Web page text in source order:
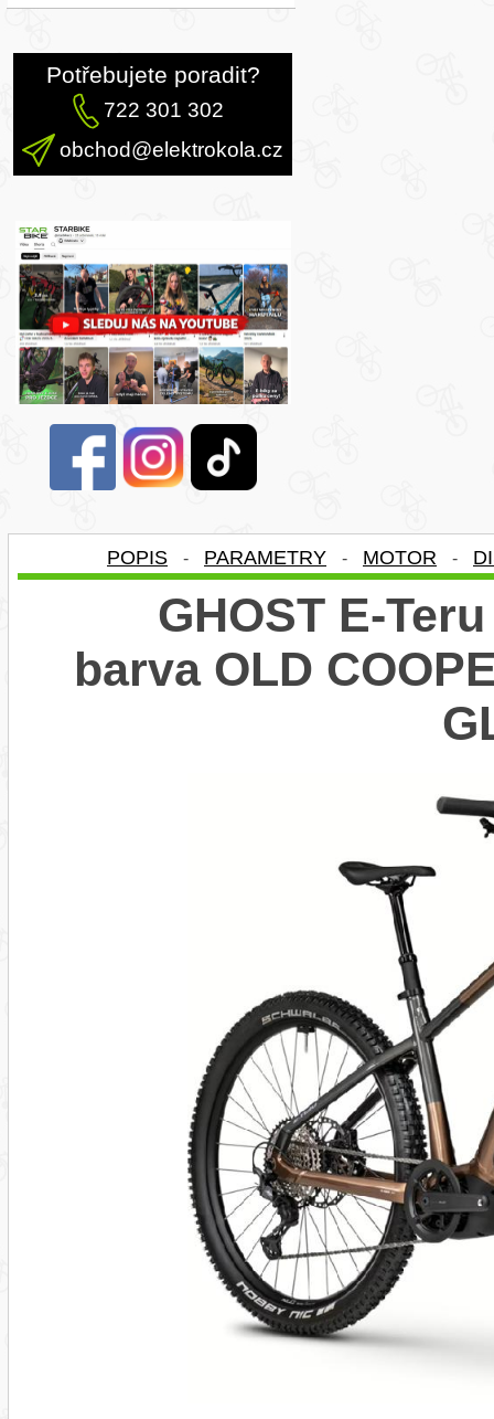
Potřebujete poradit?
722 301 302
obchod@elektrokola.cz
POPIS - PARAMETRY - MOTOR -
GHOST E-
barva OLD